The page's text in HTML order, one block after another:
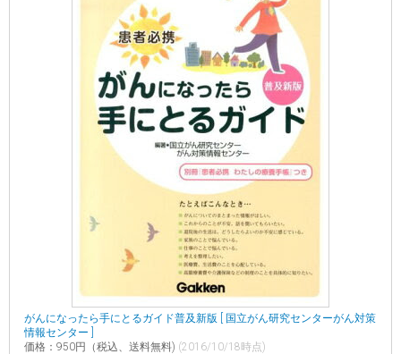
がんになったら手にとるガイド普及新版 [ 国立がん研究センターがん対策
情報センター ]
価格：950円（税込、送料無料) (2016/10/18時点)